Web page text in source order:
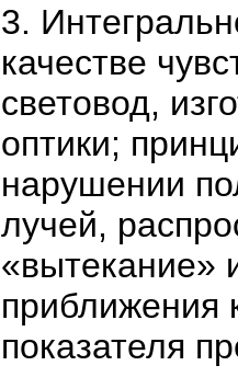
3.
качестве
световод,
оптики;
нарушении
лучей,
«вытекание»
приближения
показателя